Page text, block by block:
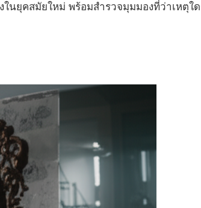
นยุคสมัยใหม่ พร้อมสำรวจมุมมองที่ว่าเหตุใ